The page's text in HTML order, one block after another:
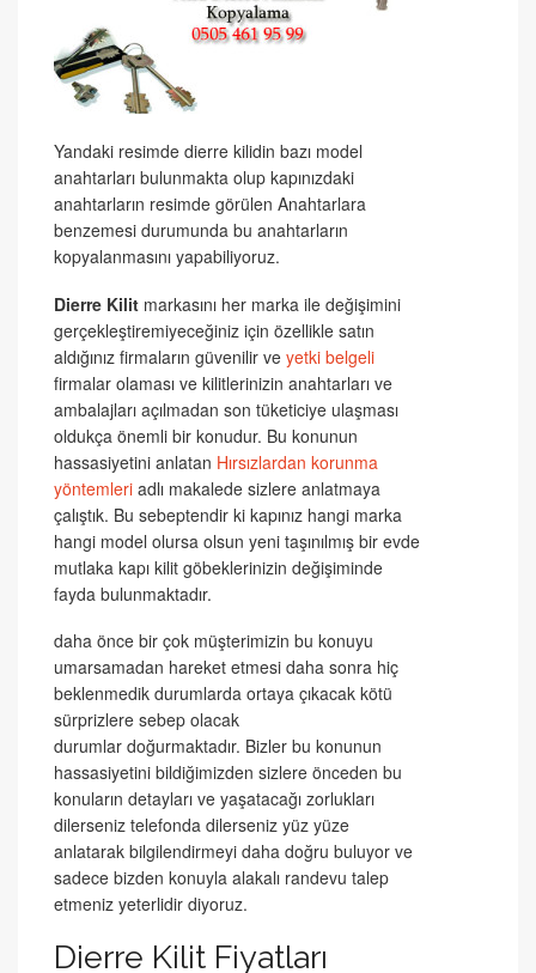
Yandaki resimde dierre kilidin bazı model
anahtarları bulunmakta olup kapınızdaki
anahtarların resimde görülen Anahtarlara
benzemesi durumunda bu anahtarların
kopyalanmasını yapabiliyoruz.
Dierre Kilit markasını her marka ile değişimini
gerçekleştiremiyeceğiniz için özellikle satın
aldığınız firmaların güvenilir ve yetki belgeli
firmalar olaması ve kilitlerinizin anahtarları ve
ambalajları açılmadan son tüketiciye ulaşması
oldukça önemli bir konudur. Bu konunun
hassasiyetini anlatan Hırsızlardan korunma
yöntemleri adlı makalede sizlere anlatmaya
çalıştık. Bu sebeptendir ki kapınız hangi marka
hangi model olursa olsun yeni taşınılmış bir evde
mutlaka kapı kilit göbeklerinizin değişiminde
fayda bulunmaktadır.
daha önce bir çok müşterimizin bu konuyu
umarsamadan hareket etmesi daha sonra hiç
beklenmedik durumlarda ortaya çıkacak kötü
sürprizlere sebep olacak
durumlar doğurmaktadır. Bizler bu konunun
hassasiyetini bildiğimizden sizlere önceden bu
konuların detayları ve yaşatacağı zorlukları
dilerseniz telefonda dilerseniz yüz yüze
anlatarak bilgilendirmeyi daha doğru buluyor ve
sadece bizden konuyla alakalı randevu talep
etmeniz yeterlidir diyoruz.
Dierre Kilit Fiyatları